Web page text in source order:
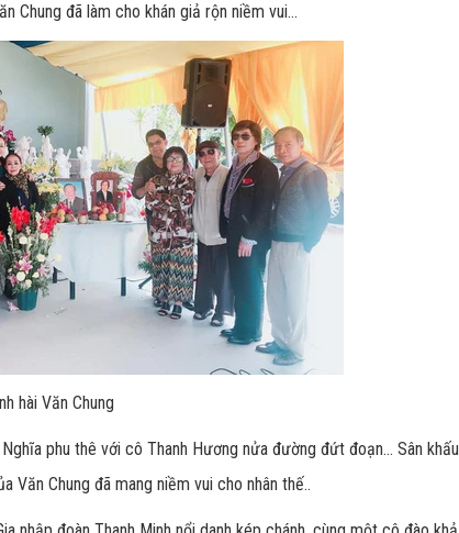
Chung đã làm cho khán giả rộn niềm vui...
hài Văn Chung
phu thê với cô Thanh Hương nửa đường đứt đoạn... Sân khấu
Chung đã mang niềm vui cho nhân thế..